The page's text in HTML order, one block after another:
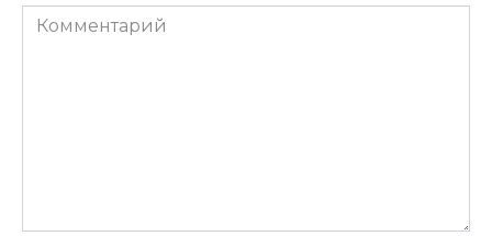
Комментарий